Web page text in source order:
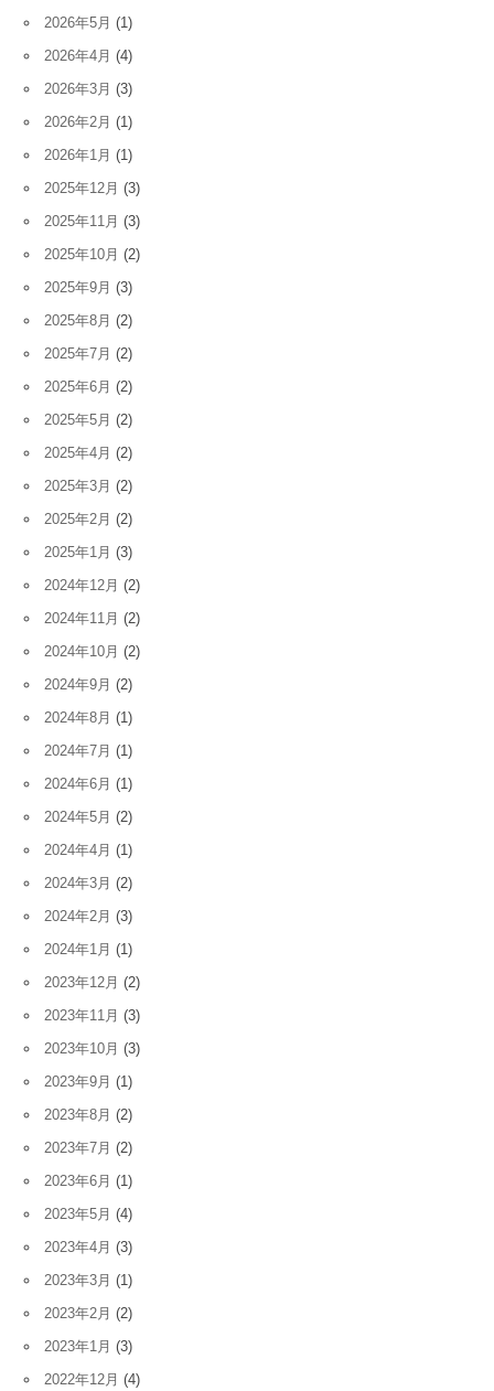
2026年5月 (1)
2026年4月 (4)
2026年3月 (3)
2026年2月 (1)
2026年1月 (1)
2025年12月 (3)
2025年11月 (3)
2025年10月 (2)
2025年9月 (3)
2025年8月 (2)
2025年7月 (2)
2025年6月 (2)
2025年5月 (2)
2025年4月 (2)
2025年3月 (2)
2025年2月 (2)
2025年1月 (3)
2024年12月 (2)
2024年11月 (2)
2024年10月 (2)
2024年9月 (2)
2024年8月 (1)
2024年7月 (1)
2024年6月 (1)
2024年5月 (2)
2024年4月 (1)
2024年3月 (2)
2024年2月 (3)
2024年1月 (1)
2023年12月 (2)
2023年11月 (3)
2023年10月 (3)
2023年9月 (1)
2023年8月 (2)
2023年7月 (2)
2023年6月 (1)
2023年5月 (4)
2023年4月 (3)
2023年3月 (1)
2023年2月 (2)
2023年1月 (3)
2022年12月 (4)